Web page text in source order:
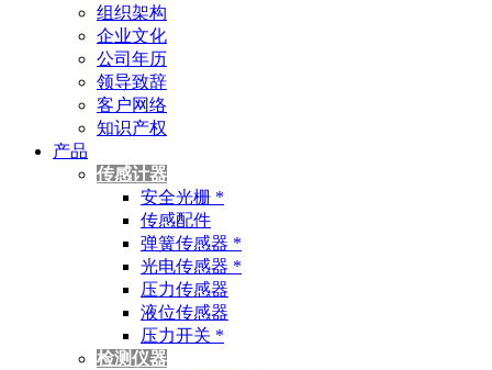
组织架构
企业文化
公司年历
领导致辞
客户网络
知识产权
产品
传感计器
安全光栅 *
传感配件
弹簧传感器 *
光电传感器 *
压力传感器
液位传感器
压力开关 *
检测仪器